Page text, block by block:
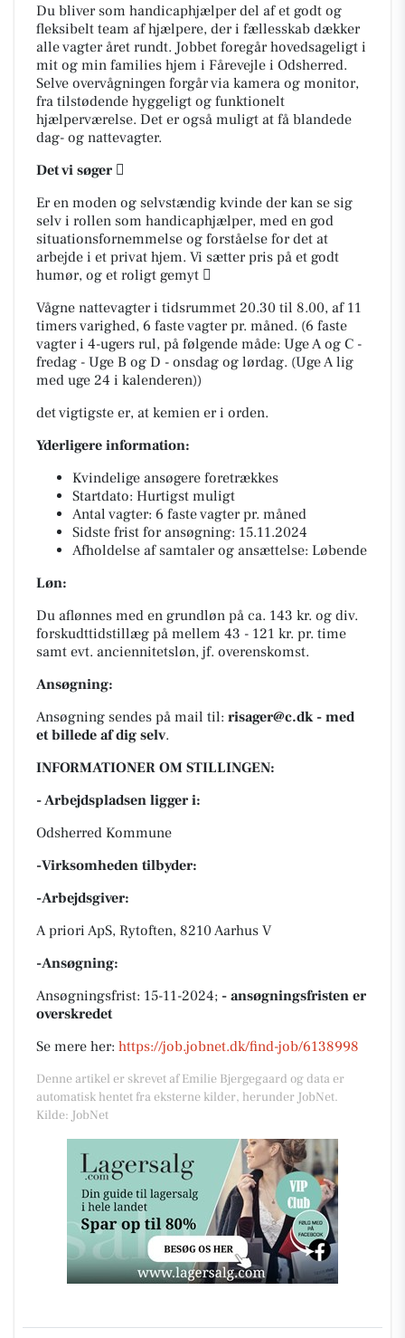
Du bliver som handicaphjælper del af et godt og
fleksibelt team af hjælpere, der i fællesskab dækker
alle vagter året rundt. Jobbet foregår hovedsageligt i
mit og min families hjem i Fårevejle i Odsherred.
Selve overvågningen forgår via kamera og monitor,
fra tilstødende hyggeligt og funktionelt
hjælperværelse. Det er også muligt at få blandede
dag- og nattevagter.
Det vi søger 
Er en moden og selvstændig kvinde der kan se sig
selv i rollen som handicaphjælper, med en god
situationsfornemmelse og forståelse for det at
arbejde i et privat hjem. Vi sætter pris på et godt
humør, og et roligt gemyt 
Vågne nattevagter i tidsrummet 20.30 til 8.00, af 11
timers varighed, 6 faste vagter pr. måned. (6 faste
vagter i 4-ugers rul, på følgende måde: Uge A og C -
fredag - Uge B og D - onsdag og lørdag. (Uge A lig
med uge 24 i kalenderen))
det vigtigste er, at kemien er i orden.
Yderligere information:
Kvindelige ansøgere foretrækkes
Startdato: Hurtigst muligt
Antal vagter: 6 faste vagter pr. måned
Sidste frist for ansøgning: 15.11.2024
Afholdelse af samtaler og ansættelse: Løbende
Løn:
Du aflønnes med en grundløn på ca. 143 kr. og div.
forskudttidstillæg på mellem 43 - 121 kr. pr. time
samt evt. anciennitetsløn, jf. overenskomst.
Ansøgning:
Ansøgning sendes på mail til: risager@c.dk - med
et billede af dig selv.
INFORMATIONER OM STILLINGEN:
- Arbejdspladsen ligger i:
Odsherred Kommune
-Virksomheden tilbyder:
-Arbejdsgiver:
A priori ApS, Rytoften, 8210 Aarhus V
-Ansøgning:
Ansøgningsfrist: 15-11-2024; - ansøgningsfristen er
overskredet
Se mere her: https://job.jobnet.dk/find-job/6138998
Denne artikel er skrevet af Emilie Bjergegaard og data er
automatisk hentet fra eksterne kilder, herunder JobNet.
Kilde: JobNet